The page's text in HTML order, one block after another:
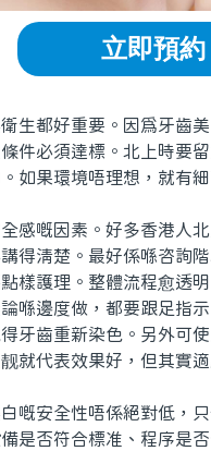
立即預約
都好重要。因爲牙齒美
件必須達標。北上時要
如果環境唔理想，就有
嘅因素。好多香港人北
得清楚。最好係喺咨詢
樣護理。整體流程愈透
邊度做，都要跟足指示
牙齒重新染色。另外可
就代表效果好，但其實
安全性唔係絕對低，只
是否符合標准、程序是